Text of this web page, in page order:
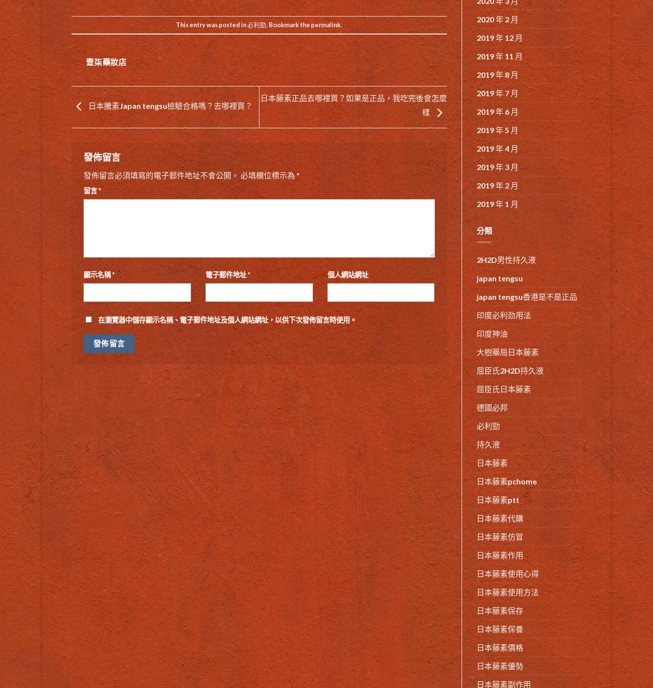
This entry was posted in必利勁. Bookmark the permalink.
壹柒藥妝店
日本騰素Japan tengsu檢驗合格嗎？去哪裡買？
日本藤素正品去哪裡買？如果是正品，我吃完後會怎麼
樣
發佈留言
發佈留言必須填寫的電子郵件地址不會公開。 必填欄位標示為 *
留言*
顯示名稱* 電子郵件地址* 個人網站網址
在瀏覽器中儲存顯示名稱、電子郵件地址及個人網站網址，以供下次發佈留言時使用。
2020 年 2 月
2019 年 12 月
2019 年 11 月
2019 年 8 月
2019 年 7 月
2019 年 6 月
2019 年 5 月
2019 年 4 月
2019 年 3 月
2019 年 2 月
2019 年 1 月
分類
2H2D男性持久液
japan tengsu
japan tengsu香港是不是正品
印度必利劲用法
印度神油
大樹藥局日本藤素
屈臣氏2H2D持久液
屈臣氏日本藤素
德國必邦
必利勁
持久液
日本藤素
日本藤素pchome
日本藤素ptt
日本藤素代購
日本藤素仿冒
日本藤素作用
日本藤素使用心得
日本藤素使用方法
日本藤素保存
日本藤素保養
日本藤素價格
日本藤素優勢
日本藤素副作用